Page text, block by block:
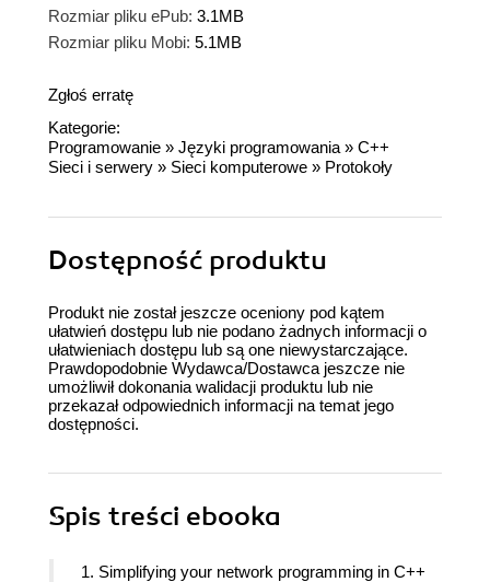
Rozmiar pliku ePub: 3.1MB
Rozmiar pliku Mobi: 5.1MB
Zgłoś erratę
Kategorie:
Programowanie » Języki programowania » C++
Sieci i serwery » Sieci komputerowe » Protokoły
Dostępność produktu
Produkt nie został jeszcze oceniony pod kątem
ułatwień dostępu lub nie podano żadnych informacji o
ułatwieniach dostępu lub są one niewystarczające.
Prawdopodobnie Wydawca/Dostawca jeszcze nie
umożliwił dokonania walidacji produktu lub nie
przekazał odpowiednich informacji na temat jego
dostępności.
Spis treści ebooka
1. Simplifying your network programming in C++